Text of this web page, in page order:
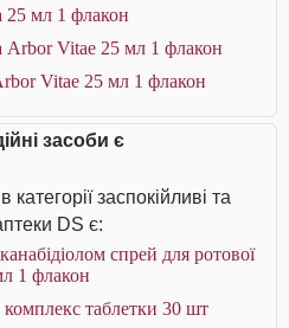
25 мл 1 флакон
Arbor Vitae 25 мл 1 флакон
Vitae 25 мл 1 флакон
засоби є
заспокійливі та
DS є:
спрей для ротової
1 флакон
таблетки 30 шт